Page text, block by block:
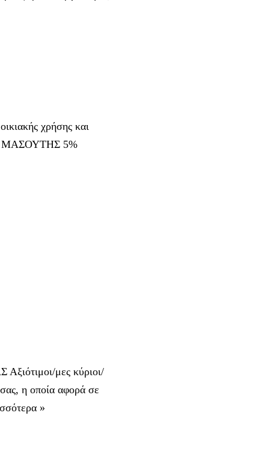
χρήσης και
) ΜΑΣΟΥΤΗΣ 5%
μες κύριοι/
η οποία αφορά σε
»